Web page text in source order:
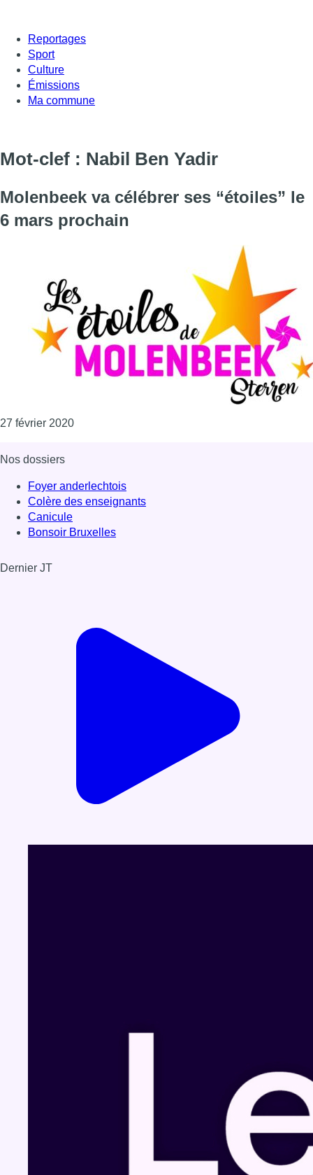
Reportages
Sport
Culture
Émissions
Ma commune
Mot-clef : Nabil Ben Yadir
Molenbeek va célébrer ses “étoiles” le
6 mars prochain
27 février 2020Consulter l'article "Molenbeek va célébrer ses
Nos dossiers
Foyer anderlechtois
Colère des enseignants
Canicule
Bonsoir Bruxelles
Dernier JT